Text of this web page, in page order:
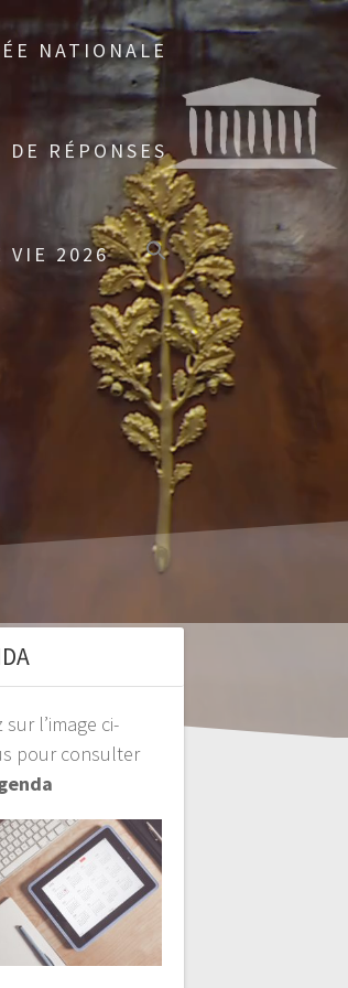
NATIONALE
DE RÉPONSES
VIE 2026
sur l’image ci-
pour consulter